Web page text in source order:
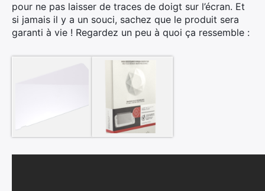
pour ne pas laisser de traces de doigt sur l’écran. Et
si jamais il y a un souci, sachez que le produit sera
garanti à vie ! Regardez un peu à quoi ça ressemble :